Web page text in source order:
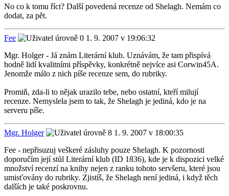
No co k tomu říct? Další povedená recenze od Shelagh. Nemám co
dodat, za pět.
Fee
1. 9. 2007 v 19:06:32
Mgr. Holger - Já znám Literární klub. Uznávám, že tam přispívá
hodně lidí kvalitními příspěvky, konkrétně nejvíce asi Corwin45A.
Jenomže málo z nich píše recenze sem, do rubriky.
Promiň, zda-li to nějak urazilo tebe, nebo ostatní, kteří milují
recenze. Nemyslela jsem to tak, že Shelagh je jediná, kdo je na
serveru píše.
Mgr. Holger
1. 9. 2007 v 18:00:35
Fee - nepřisuzuj veškeré zásluhy pouze Shelagh. K pozornosti
doporučím její stůl Literární klub (ID 1836), kde je k dispozici velké
množství recenzí na knihy nejen z ranku tohoto servšeru, které jsou
umisťovány do rubriky. Zjistíš, že Shelagh není jediná, i když těch
dalších je také poskrovnu.